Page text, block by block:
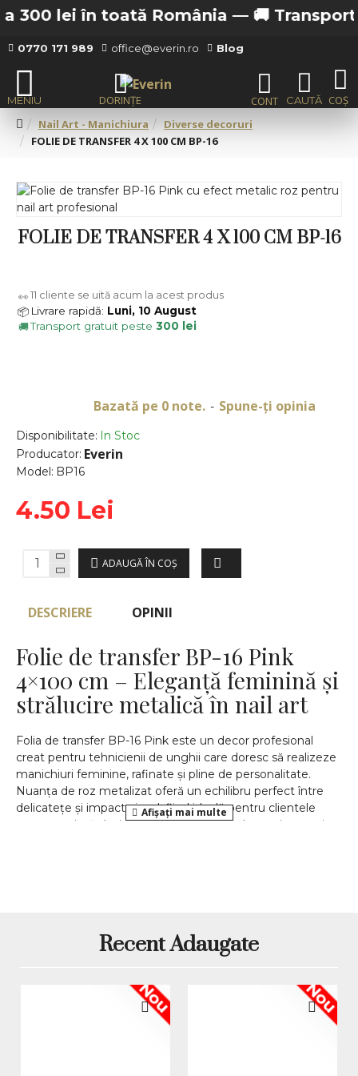
lei în toată România — 🚚 Transport
0770 171 989 office@everin.ro Blog
Nail Art - Manichiura
Diverse decoruri
FOLIE DE TRANSFER 4 X 100 CM BP-16
FOLIE DE TRANSFER 4 X 100 CM BP-16
Disponibilitate: In Stoc
Producator: Everin
Model: BP16
Bazată pe 0 note. - Spune-ţi opinia
4.50 Lei
ADAUGĂ ÎN COŞ
👀 11 cliente se uită acum la acest produs
📦 Livrare rapidă: Luni, 10 August
🚚Transport gratuit peste 300 lei
DESCRIERE OPINII
Folie de transfer BP-16 Pink
4×100 cm – Eleganță feminină și
strălucire metalică în nail art
Folia de transfer BP-16 Pink este un decor profesional
creat pentru tehnicienii de unghii care doresc să realizeze
manichiuri feminine, rafinate și pline de personalitate.
Nuanța de roz metalizat oferă un echilibru perfect între
delicatețe și impact vizual, fiind ideală pentru clientele
care apreciază designurile elegante, moderne și expresive.
pentru uz personal.
De ce să alegi folia de transfer BP-
Rozul metalizat este o culoare extrem de versatilă în nail
art, potrivită atât pentru manichiuri romantice, cât și
Recent Adaugate
Nou Nou